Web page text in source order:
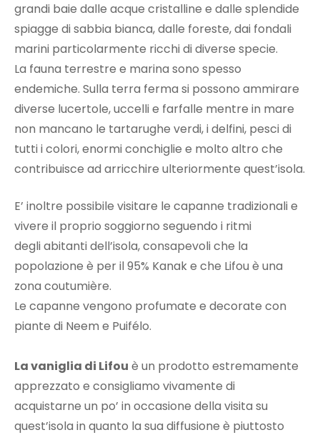
grandi baie dalle acque cristalline e dalle splendide
spiagge di sabbia bianca, dalle foreste, dai fondali
marini particolarmente ricchi di diverse specie.
La fauna terrestre e marina sono spesso
endemiche. Sulla terra ferma si possono ammirare
diverse lucertole, uccelli e farfalle mentre in mare
non mancano le tartarughe verdi, i delfini, pesci di
tutti i colori, enormi conchiglie e molto altro che
contribuisce ad arricchire ulteriormente quest’isola.
E’ inoltre possibile visitare le capanne tradizionali e
vivere il proprio soggiorno seguendo i ritmi
degli abitanti dell’isola, consapevoli che la
popolazione è per il 95% Kanak e che Lifou è una
zona coutumière.
Le capanne vengono profumate e decorate con
piante di Neem e Puifélo.
La vaniglia di Lifou è un prodotto estremamente
apprezzato e consigliamo vivamente di
acquistarne un po’ in occasione della visita su
quest’isola in quanto la sua diffusione è piuttosto